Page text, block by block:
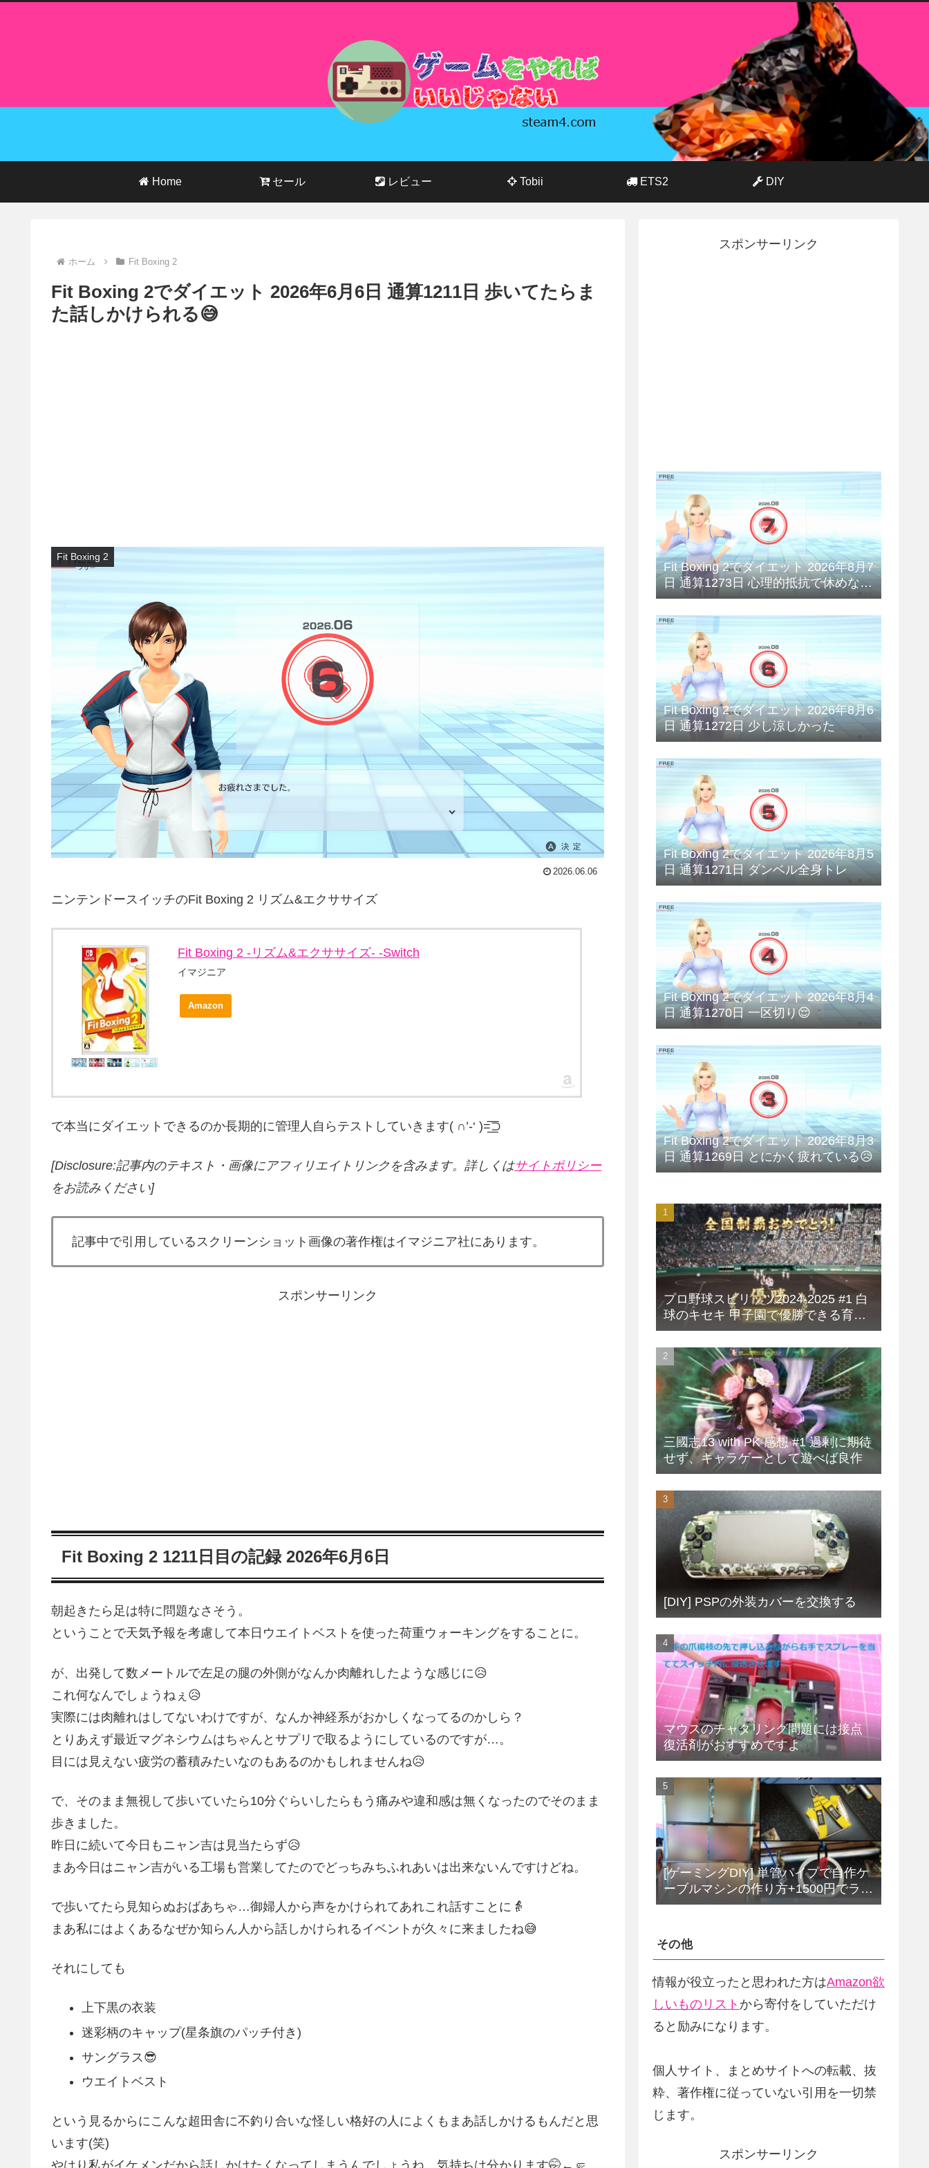
Home セール レビュー Tobii ETS2 DIY
ホーム Fit Boxing 2
Fit Boxing 2でダイエット 2026年6月6日 通算1211日 歩いてたらま
た話しかけられる😅
Fit Boxing 2
2026.06.06
ニンテンドースイッチのFit Boxing 2 リズム&エクササイズ
Fit Boxing 2 -リズム&エクササイズ- -Switch
イマジニア
Amazon
で本当にダイエットできるのか長期的に管理人自らテストしていきます( ∩’-‘ )=͟͟͞͞⊃
[Disclosure:記事内のテキスト・画像にアフィリエイトリンクを含みます。詳しくはサイトポリシー
をお読みください]
記事中で引用しているスクリーンショット画像の著作権はイマジニア社にあります。
スポンサーリンク
Fit Boxing 2 1211日目の記録 2026年6月6日
朝起きたら足は特に問題なさそう。
ということで天気予報を考慮して本日ウエイトベストを使った荷重ウォーキングをすることに。
が、出発して数メートルで左足の腿の外側がなんか肉離れしたような感じに😥
これ何なんでしょうねぇ😥
実際には肉離れはしてないわけですが、なんか神経系がおかしくなってるのかしら？
とりあえず最近マグネシウムはちゃんとサプリで取るようにしているのですが…。
目には見えない疲労の蓄積みたいなのもあるのかもしれませんね😥
で、そのまま無視して歩いていたら10分ぐらいしたらもう痛みや違和感は無くなったのでそのまま
歩きました。
昨日に続いて今日もニャン吉は見当たらず😥
まあ今日はニャン吉がいる工場も営業してたのでどっちみちふれあいは出来ないんですけどね。
で歩いてたら見知らぬおばあちゃ…御婦人から声をかけられてあれこれ話すことに👵
まあ私にはよくあるなぜか知らん人から話しかけられるイベントが久々に来ましたね😅
それにしても
上下黒の衣装
迷彩柄のキャップ(星条旗のパッチ付き)
サングラス😎
ウエイトベスト
という見るからにこんな超田舎に不釣り合いな怪しい格好の人によくもまあ話しかけるもんだと思
います(笑)
スポンサーリンク
Fit Boxing 2でダイエット 2026年8月7
日 通算1273日 心理的抵抗で休めない
😥
Fit Boxing 2でダイエット 2026年8月6
日 通算1272日 少し涼しかった
Fit Boxing 2でダイエット 2026年8月5
日 通算1271日 ダンベル全身トレ
Fit Boxing 2でダイエット 2026年8月4
日 通算1270日 一区切り😌
Fit Boxing 2でダイエット 2026年8月3
日 通算1269日 とにかく疲れている😥
プロ野球スピリッツ2024-2025 #1 白
球のキセキ 甲子園で優勝できる育成
方法
三國志13 with PK 感想 #1 過剰に期待
せず、キャラゲーとして遊べば良作
[DIY] PSPの外装カバーを交換する
マウスのチャタリング問題には接点
復活剤がおすすめですよ
[ゲーミングDIY] 単管パイプで自作ケ
ーブルマシンの作り方+1500円でラッ
トプルダウンバーをDIY
その他
情報が役立ったと思われた方はAmazon欲
しいものリスト から寄付をしていただけ
ると励みになります。
個人サイト、まとめサイトへの転載、抜
粋、著作権に従っていない引用を一切禁
じます。
スポンサーリンク